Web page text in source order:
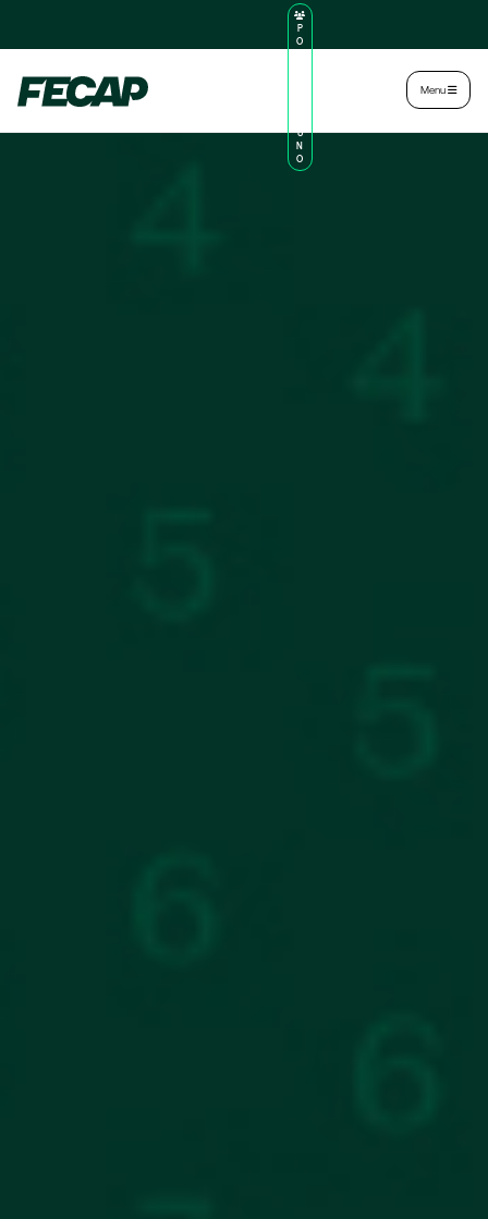
P
O
U
N
O
Menu